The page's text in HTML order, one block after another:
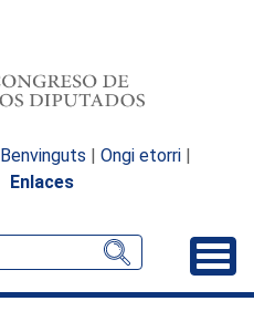
Benvinguts | Ongi etorri |
Enlaces